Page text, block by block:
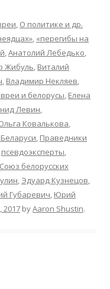
, О политике и др.
, «перегибы на
,Анатолий Лебедько,
Жибуль, Виталий
, Владимир Некляев,
и белорусы, Елена
Левин,
Ковалькова,
, Праведники
псевдоэксперты,
Союз белорусских
, Эдуард Кузнецов,
Губаревич, Юрий
2017 byAaron Shustin.